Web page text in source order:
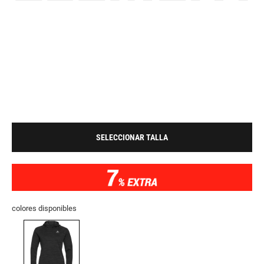
SELECCIONAR TALLA
colores disponibles